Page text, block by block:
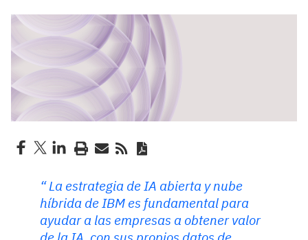
La estrategia de IA abierta y nube
híbrida de IBM es fundamental para
ayudar a las empresas a obtener valor